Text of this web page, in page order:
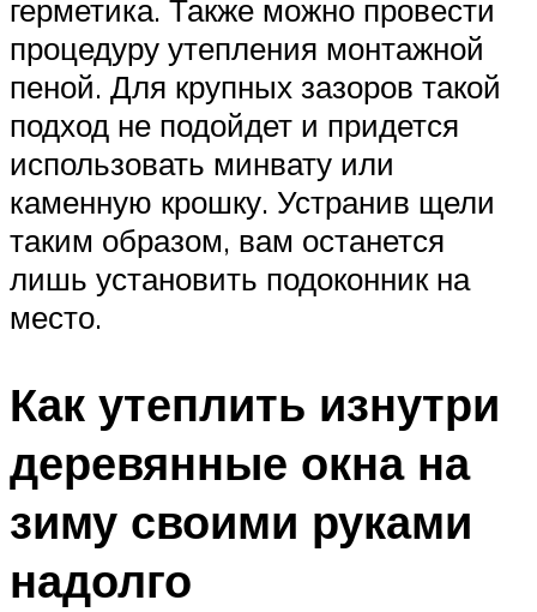
герметика. Также можно провести
процедуру утепления монтажной
пеной. Для крупных зазоров такой
подход не подойдет и придется
использовать минвату или
каменную крошку. Устранив щели
таким образом, вам останется
лишь установить подоконник на
место.
Как утеплить изнутри
деревянные окна на
зиму своими руками
надолго